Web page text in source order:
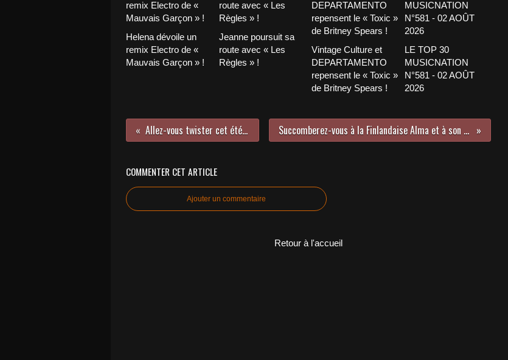
Helena dévoile un
remix Electro de «
Mauvais Garçon » !
Jeanne poursuit sa
route avec « Les
Règles » !
Vintage Culture et
DEPARTAMENTO
repensent le « Toxic »
de Britney Spears !
LE TOP 30
MUSICNATION
N°581 - 02 AOÛT
2026
Allez-vous twister cet été avec Juniore ? Succomberez-vous à la Finlandaise Alma et à son tube « Chasing Highs » !
COMMENTER CET ARTICLE
Ajouter un commentaire
Retour à l'accueil